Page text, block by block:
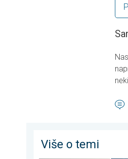
Više o temi